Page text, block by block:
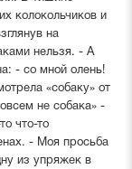
колокольчиков и
на
нельзя. - А
- со мной олень!
«собаку» от
не собака» -
что-то
- Моя просьба
из упряжек в